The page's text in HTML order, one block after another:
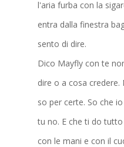
l'aria furba con la
entra dalla finestra
sento di dire.
Dico Mayfly con te
dire o a cosa
so per certe. So che
tu no. E che ti do
con le mani e con il